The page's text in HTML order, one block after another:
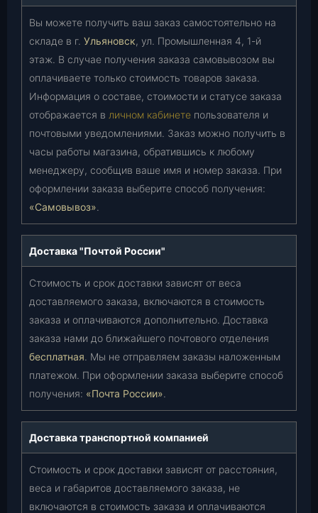
Вы можете получить ваш заказ самостоятельно на
складе в г. Ульяновск, ул. Промышленная 4, 1-й
этаж. В случае получения заказа самовывозом вы
оплачиваете только стоимость товаров заказа.
Информация о составе, стоимости и статусе заказа
отображается в личном кабинете пользователя и
почтовыми уведомлениями. Заказ можно получить в
часы работы магазина, обратившись к любому
менеджеру, сообщив ваше имя и номер заказа. При
оформлении заказа выберите способ получения:
«Самовывоз».
Доставка "Почтой России"
Стоимость и срок доставки зависят от веса
доставляемого заказа, включаются в стоимость
заказа и оплачиваются дополнительно. Доставка
заказа нами до ближайшего почтового отделения
бесплатная. Мы не отправляем заказы наложенным
платежом. При оформлении заказа выберите способ
получения: «Почта России».
Доставка транспортной компанией
Стоимость и срок доставки зависят от расстояния,
веса и габаритов доставляемого заказа, не
включаются в стоимость заказа и оплачиваются